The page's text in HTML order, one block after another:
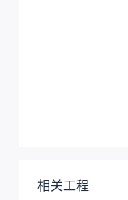
相关工程